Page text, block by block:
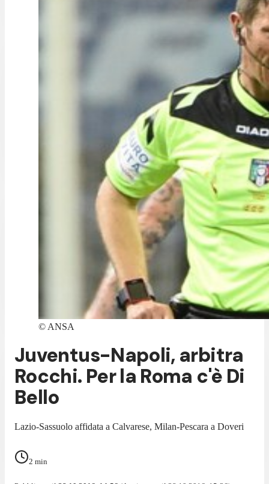
© ANSA
Juventus-Napoli, arbitra
Rocchi. Per la Roma c'è Di
Bello
Lazio-Sassuolo affidata a Calvarese, Milan-Pescara a Doveri
2 min